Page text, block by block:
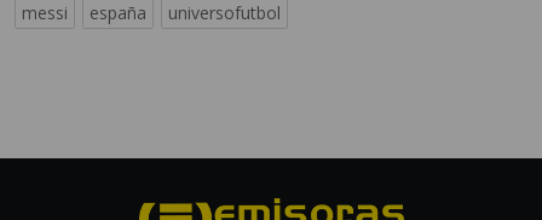
messi
españa universofutbol